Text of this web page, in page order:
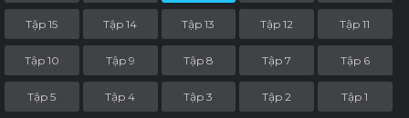
Tập 15 Tập 14 Tập 13 Tập 12 Tập 11
Tập 10 Tập 9 Tập 8 Tập 7 Tập 6
Tập 5 Tập 4 Tập 3 Tập 2 Tập 1